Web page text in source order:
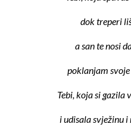
dok treperi
a san te nosi
poklanjam
Tebi, koja si gazila
i udisala svježinu